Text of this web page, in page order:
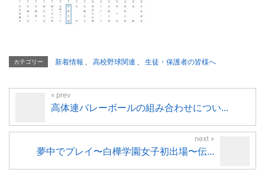
カテゴリー 新着情報 、 高校野球関連 、 生徒・保護者の皆様へ
高体連バレーボールの組み合わせについ...
夢中でプレイ〜白樺学園女子初出場〜伝...